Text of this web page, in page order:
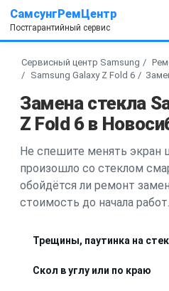
СамсунгРемЦентр
Постгарантийный сервис
Сервисный центр Samsung
Samsung Galaxy Z Fold 6
Замена стекла
Z Fold 6 в
Не спешите менять экран
произошло со стеклом
обойдётся ли ремонт
стоимость до начала работ.
Трещины, паутинка на
Скол в углу или по краю